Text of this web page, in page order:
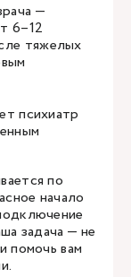
—
6–12
тяжелых
психиатр
по
начало
задача — не
помочь вам